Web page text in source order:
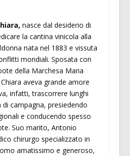
nasce dal desiderio di
la cantina vinicola alla
nata nel 1883 e vissuta
mondiali. Sposata con
della Marchesa Maria
aveva grande amore
infatti, trascorrere lunghi
campagna, presiedendo
e conducendo spesso
Suo marito, Antonio
chirurgo specializzato in
amatissimo e generoso,